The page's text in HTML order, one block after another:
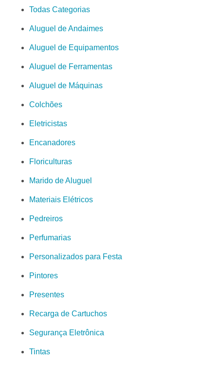
Todas Categorias
Aluguel de Andaimes
Aluguel de Equipamentos
Aluguel de Ferramentas
Aluguel de Máquinas
Colchões
Eletricistas
Encanadores
Floriculturas
Marido de Aluguel
Materiais Elétricos
Pedreiros
Perfumarias
Personalizados para Festa
Pintores
Presentes
Recarga de Cartuchos
Segurança Eletrônica
Tintas